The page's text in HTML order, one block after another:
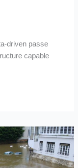
driven passe
capable